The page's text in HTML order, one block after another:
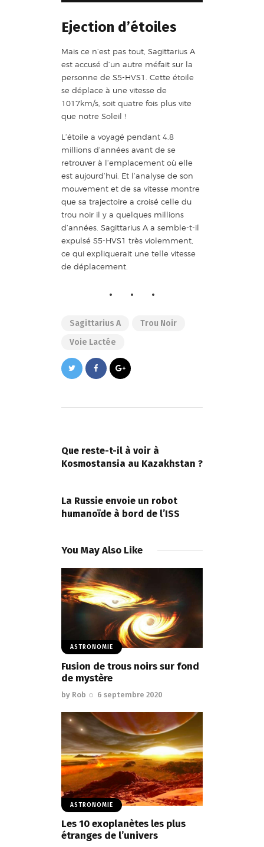
Ejection d’étoiles
Mais ce n’est pas tout, Sagittarius A
est accusé d’un autre méfait sur la
personne de S5-HVS1. Cette étoile
se déplace à une vitesse de
1017km/s, soit quatre fois plus vite
que notre Soleil !
L’étoile a voyagé pendant 4.8
millions d’années avant de se
retrouver à l’emplacement où elle
est aujourd’hui. Et l’analyse de son
mouvement et de sa vitesse montre
que sa trajectoire a croisé celle du
trou noir il y a quelques millions
d’années. Sagittarius A a semble-t-il
expulsé S5-HVS1 très violemment,
ce qui expliquerait une telle vitesse
de déplacement.
Sagittarius A
Trou Noir
Voie Lactée
l’article
Que reste-t-il à voir à
Kosmostansia au Kazakhstan ?
La Russie envoie un robot
humanoïde à bord de l’ISS
You May Also Like
ASTRONOMIE
Fusion de trous noirs sur fond
de mystère
by Rob 6 septembre 2020
ASTRONOMIE
Les 10 exoplanètes les plus
étranges de l’univers